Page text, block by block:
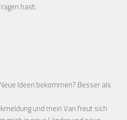
hast:
Ideen bekommen? Besser als
und mein Van freut sich